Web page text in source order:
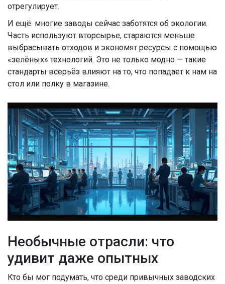
отрегулирует.
И ещё: многие заводы сейчас заботятся об экологии.
Часть используют вторсырье, стараются меньше
выбрасывать отходов и экономят ресурсы с помощью
«зелёных» технологий. Это не только модно — такие
стандарты всерьёз влияют на то, что попадает к нам на
стол или полку в магазине.
Необычные отрасли: что
удивит даже опытных
Кто бы мог подумать, что среди привычных заводских